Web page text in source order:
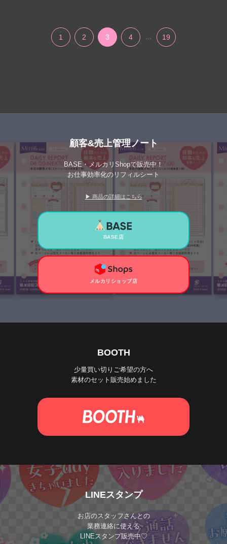
1 2 3 4 ... 19
顧客&売上管理ノート
BASE・メルカリShopで販売中！
お仕事効率化のリフィルシート
▶ 商品の詳細はこちら
BASE店
メルカリショップ店
BOOTH
少量買い切りご希望の方へ
素材のセット販売始めました
LINEスタンプ
お店のスタッフさんとの
業務連絡に使える
LINEスタンプ販売中♡